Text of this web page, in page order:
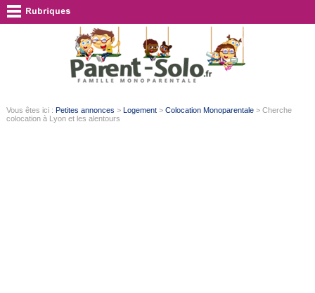
Vous êtes ici : Petites annonces > Logement> Colocation Monoparentale> Cherche
colocation à Lyon et les alentours